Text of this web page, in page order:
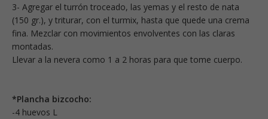
3- Agregar el turrón troceado, las yemas y el resto de nata
(150 gr.), y triturar, con el turmix, hasta que quede una crema
fina. Mezclar con movimientos envolventes con las claras
montadas.
Llevar a la nevera como 1 a 2 horas para que tome cuerpo.
*Plancha bizcocho:
-4 huevos L